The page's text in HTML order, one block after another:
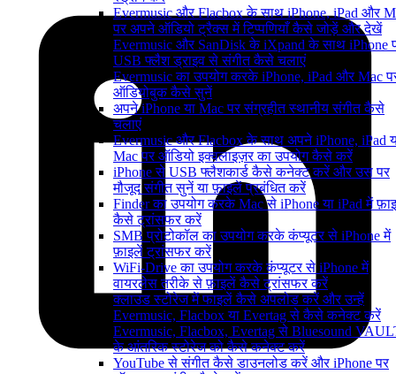
Evermusic और Flacbox के साथ iPhone, iPad और
पर अपने ऑडियो ट्रैक्स में टिप्पणियाँ कैसे जोड़ें और देखें
Evermusic और SanDisk के iXpand के साथ iPhone
USB फ्लैश ड्राइव से संगीत कैसे चलाएं
Evermusic का उपयोग करके iPhone, iPad और Mac
ऑडियोबुक कैसे सुनें
अपने iPhone या Mac पर संग्रहीत स्थानीय संगीत कैसे
चलाएं
Evermusic और Flacbox के साथ अपने iPhone, iPad
Mac पर ऑडियो इक्वलाइज़र का उपयोग कैसे करें
iPhone से USB फ्लैशकार्ड कैसे कनेक्ट करें और उस पर
मौजूद संगीत सुनें या फ़ाइलें प्रबंधित करें
Finder का उपयोग करके Mac से iPhone या iPad में
कैसे ट्रांसफर करें
SMB प्रोटोकॉल का उपयोग करके कंप्यूटर से iPhone में
फ़ाइलें ट्रांसफर करें
WiFi-Drive का उपयोग करके कंप्यूटर से iPhone में
वायरलेस तरीके से फ़ाइलें कैसे ट्रांसफर करें
क्लाउड स्टोरेज में फाइलें कैसे अपलोड करें और उन्हें
Evermusic, Flacbox या Evertag से कैसे कनेक्ट करें
Evermusic, Flacbox, Evertag से Bluesound
के आंतरिक स्टोरेज को कैसे कनेक्ट करें
YouTube से संगीत कैसे डाउनलोड करें और iPhone पर